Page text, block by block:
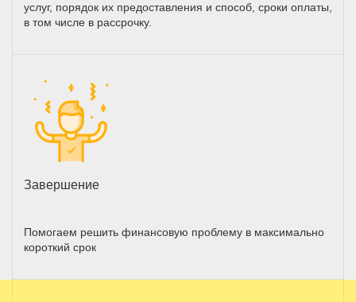
услуг, порядок их предоставления и способ, сроки оплаты,
в том числе в рассрочку.
Завершение
Помогаем решить финансовую проблему в максимально
короткий срок